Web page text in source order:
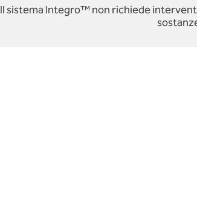
Il sistema Integro™ non richiede